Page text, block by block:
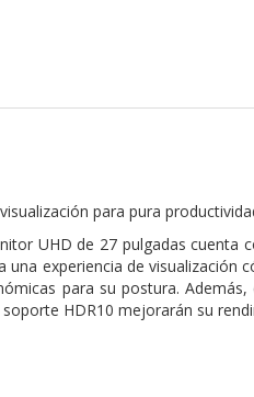
para pura
UHD de 27 pulgadas cuenta
experiencia de visualización
para su postura.
HDR10 mejorarán su